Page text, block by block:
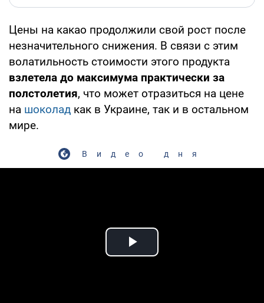
Цены на какао продолжили свой рост после
незначительного снижения. В связи с этим
волатильность стоимости этого продукта
взлетела до максимума практически за
полстолетия, что может отразиться на цене
на шоколад как в Украине, так и в остальном
мире.
Видео дня
Play Video